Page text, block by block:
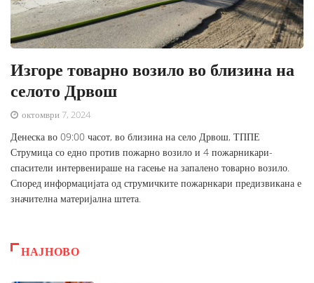
Изгоре товарно возило во близина на
селото Дрвош
октомври 7, 2024
Денеска во 09:00 часот, во близина на село Дрвош, ТППЕ
Струмица со едно против пожарно возило и 4 пожарникари-
спасители интервенираше на гасење на запалено товарно возило.
Според информацијата од струмичките пожарнкари предизвикана е
значителна материјална штета.
НАЈНОВО